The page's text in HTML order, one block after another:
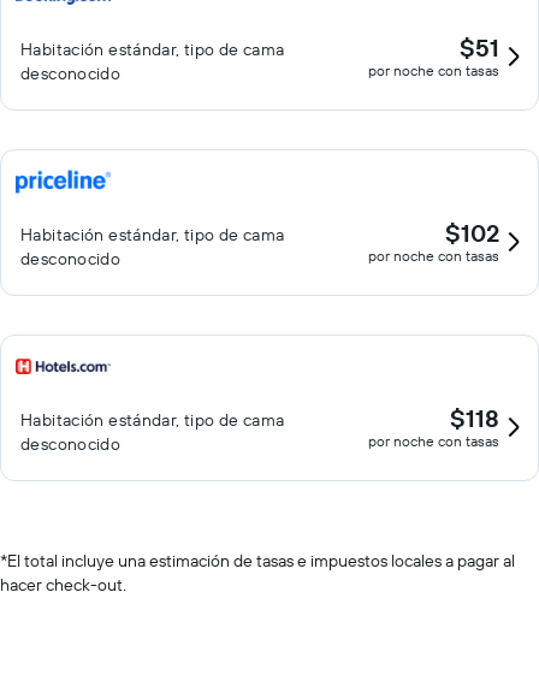
Habitación estándar, tipo de cama
desconocido
$51
por noche con tasas
Habitación estándar, tipo de cama
desconocido
$102
por noche con tasas
Habitación estándar, tipo de cama
desconocido
$118
por noche con tasas
*El total incluye una estimación de tasas e impuestos locales a pagar al
hacer check-out.